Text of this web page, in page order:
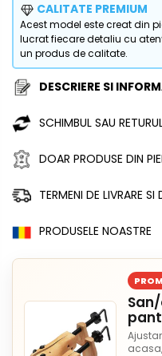
CALITATE PREMIUM
Acest model este creat din
lucrat fiecare detaliu cu
un produs de calitate.
DESCRIERE SI
SCHIMBUL SAU
DOAR PRODUSE DIN
TERMENI DE LIVRARE SI
PRODUSELE NOASTRE